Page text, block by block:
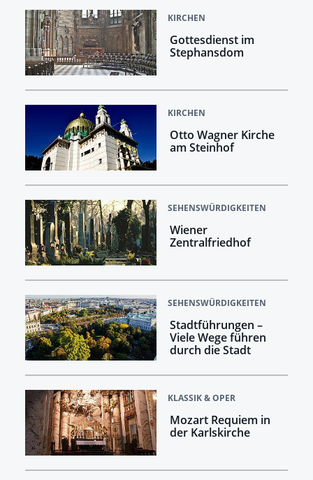
KIRCHEN
Gottesdienst im
Stephansdom
KIRCHEN
Otto Wagner Kirche
am Steinhof
SEHENSWÜRDIGKEITEN
Wiener
Zentralfriedhof
SEHENSWÜRDIGKEITEN
Stadtführungen –
Viele Wege führen
durch die Stadt
KLASSIK & OPER
Mozart Requiem in
der Karlskirche